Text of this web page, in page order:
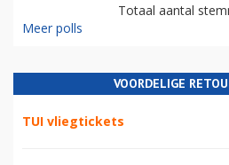
Totaal aantal
Meer polls
VOORDELIGE
TUI vliegtickets